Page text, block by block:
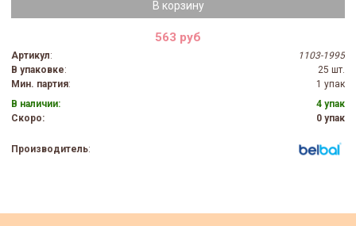
В корзину
563 руб
Артикул:
1103-1995
В упаковке:
25 шт.
Мин. партия:
1 упак
В наличии:
4 упак
Скоро:
0 упак
Производитель: